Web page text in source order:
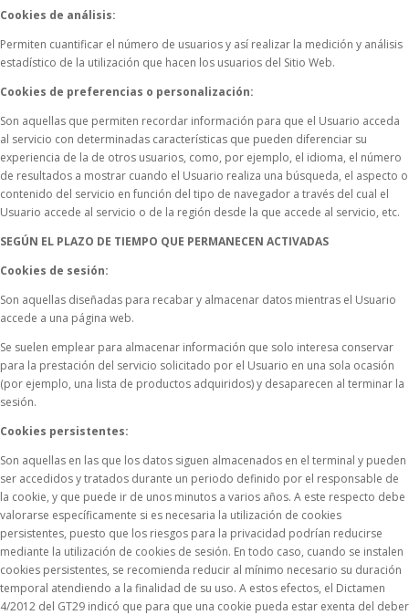
Cookies de análisis:
Permiten cuantificar el número de usuarios y así realizar la medición y análisis
estadístico de la utilización que hacen los usuarios del Sitio Web.
Cookies de preferencias o personalización:
Son aquellas que permiten recordar información para que el Usuario acceda
al servicio con determinadas características que pueden diferenciar su
experiencia de la de otros usuarios, como, por ejemplo, el idioma, el número
de resultados a mostrar cuando el Usuario realiza una búsqueda, el aspecto o
contenido del servicio en función del tipo de navegador a través del cual el
Usuario accede al servicio o de la región desde la que accede al servicio, etc.
SEGÚN EL PLAZO DE TIEMPO QUE PERMANECEN ACTIVADAS
Cookies de sesión:
Son aquellas diseñadas para recabar y almacenar datos mientras el Usuario
accede a una página web.
Se suelen emplear para almacenar información que solo interesa conservar
para la prestación del servicio solicitado por el Usuario en una sola ocasión
(por ejemplo, una lista de productos adquiridos) y desaparecen al terminar la
sesión.
Cookies persistentes:
Son aquellas en las que los datos siguen almacenados en el terminal y pueden
ser accedidos y tratados durante un periodo definido por el responsable de
la cookie, y que puede ir de unos minutos a varios años. A este respecto debe
valorarse específicamente si es necesaria la utilización de cookies
persistentes, puesto que los riesgos para la privacidad podrían reducirse
mediante la utilización de cookies de sesión. En todo caso, cuando se instalen
cookies persistentes, se recomienda reducir al mínimo necesario su duración
temporal atendiendo a la finalidad de su uso. A estos efectos, el Dictamen
4/2012 del GT29 indicó que para que una cookie pueda estar exenta del deber